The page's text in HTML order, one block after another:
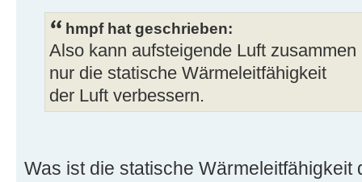
hmpf hat geschrieben:
Also kann aufsteigende Luft
nur die statische Wärmeleitfähigkeit
der Luft verbessern.
Was ist die statische Wärmeleitfähigkeit